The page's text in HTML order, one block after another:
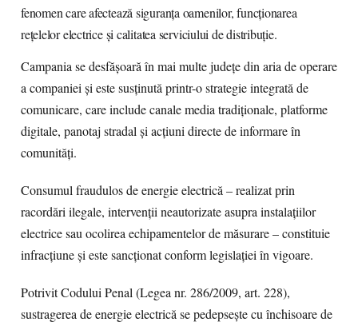
fenomen care afectează siguranța oamenilor, funcționarea
rețelelor electrice și calitatea serviciului de distribuție.
Campania se desfășoară în mai multe județe din aria de operare
a companiei și este susținută printr-o strategie integrată de
comunicare, care include canale media tradiționale, platforme
digitale, panotaj stradal și acțiuni directe de informare în
comunități.
Consumul fraudulos de energie electrică – realizat prin
racordări ilegale, intervenții neautorizate asupra instalațiilor
electrice sau ocolirea echipamentelor de măsurare – constituie
infracțiune și este sancționat conform legislației în vigoare.
Potrivit Codului Penal (Legea nr. 286/2009, art. 228),
sustragerea de energie electrică se pedepsește cu închisoare de